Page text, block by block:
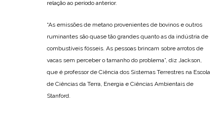
relação ao período anterior.
“As emissões de metano provenientes de bovinos e outros
ruminantes são quase tão grandes quanto as da indústria de
combustíveis fósseis. As pessoas brincam sobre arrotos de
vacas sem perceber o tamanho do problema”, diz Jackson,
que é professor de Ciência dos Sistemas Terrestres na Escola
de Ciências da Terra, Energia e Ciências Ambientais de
Stanford.